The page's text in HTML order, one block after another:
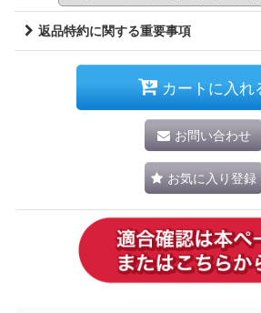
返品特約に関する重要事項
カートに入れ
お問い合わせ
お気に入り登録